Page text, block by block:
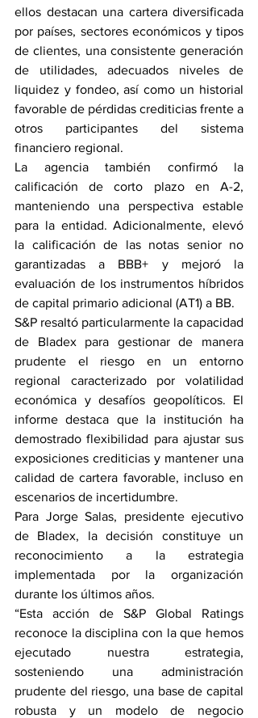
ellos destacan una cartera diversificada
por países, sectores económicos y tipos
de clientes, una consistente generación
de utilidades, adecuados niveles de
liquidez y fondeo, así como un historial
favorable de pérdidas crediticias frente a
otros participantes del sistema
financiero regional.
La agencia también confirmó la
calificación de corto plazo en A-2,
manteniendo una perspectiva estable
para la entidad. Adicionalmente, elevó
la calificación de las notas senior no
garantizadas a BBB+ y mejoró la
evaluación de los instrumentos híbridos
de capital primario adicional (AT1) a BB.
S&P resaltó particularmente la capacidad
de Bladex para gestionar de manera
prudente el riesgo en un entorno
regional caracterizado por volatilidad
económica y desafíos geopolíticos. El
informe destaca que la institución ha
demostrado flexibilidad para ajustar sus
exposiciones crediticias y mantener una
calidad de cartera favorable, incluso en
escenarios de incertidumbre.
Para Jorge Salas, presidente ejecutivo
de Bladex, la decisión constituye un
reconocimiento a la estrategia
implementada por la organización
durante los últimos años.
“Esta acción de S&P Global Ratings
reconoce la disciplina con la que hemos
ejecutado nuestra estrategia,
sosteniendo una administración
prudente del riesgo, una base de capital
robusta y un modelo de negocio